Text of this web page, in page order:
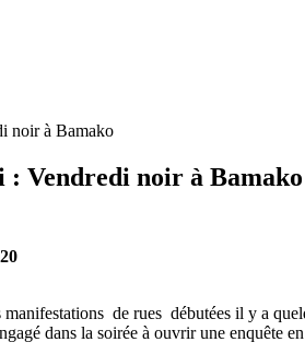
noir à Bamako
Vendredi noir à Bamako
de rues débutées il y a
dans la soirée à ouvrir une enquête